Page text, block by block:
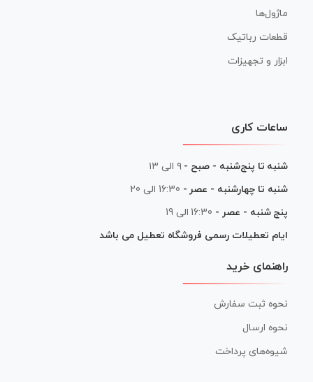
ماژول‌ها
قطعات رباتیک
ابزار و تجهیزات
ساعات کاری
شنبه تا پنج‌شنبه - صبح - ۹ الی ۱۳
شنبه تا چهارشنبه - عصر - 16:30 الی 20
پنج شنبه - عصر - 16:30 الی 19
ایام تعطیلات رسمی فروشگاه تعطیل می باشد
راهنمای خرید
نحوه ثبت سفارش
نحوه ارسال
شیوه‌های پرداخت